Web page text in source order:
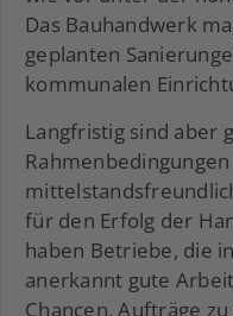
Das Bauhandwerk
geplanten
kommunalen
Langfristig sind aber
für den Erfolg der
haben Betriebe, die
anerkannt gute
Chancen, Aufträge